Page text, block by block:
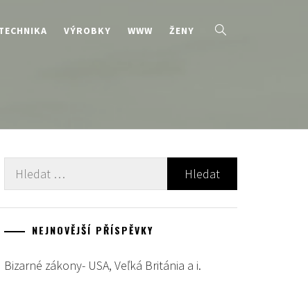
VÝROBKY WWW ŽENY
Vyhledávání
NEJNOVĚJŠÍ PŘÍSPĚVKY
Bizarné zákony- USA, Veľká Británia a i.